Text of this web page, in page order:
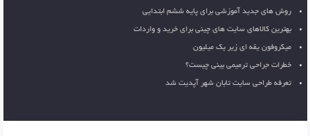
روش های جدید آموزشی برای پایه ششم ابتدایی
بهترین کالاهای سایت های چینی برای خرید و واردات
میکروفون یقه ای زیر یک میلیون
خطرات جراحی ترمیمی بینی چیست؟
تعرفه طراحی سایت تابان شهر آپدیت شد